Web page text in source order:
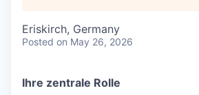
Eriskirch, Germany
Posted on May 26, 2026
Ihre zentrale Rolle